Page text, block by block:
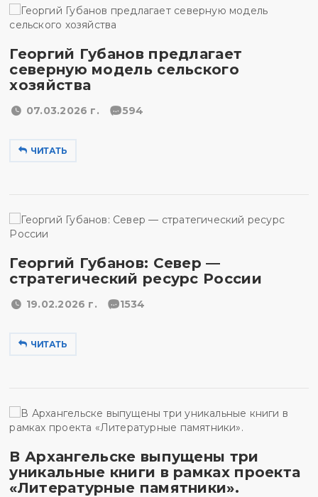
Георгий Губанов предлагает
северную модель сельского
хозяйства
07.03.2026 г. 594
ЧИТАТЬ
Георгий Губанов: Север —
стратегический ресурс России
19.02.2026 г. 1534
ЧИТАТЬ
В Архангельске выпущены три
уникальные книги в рамках проекта
«Литературные памятники».